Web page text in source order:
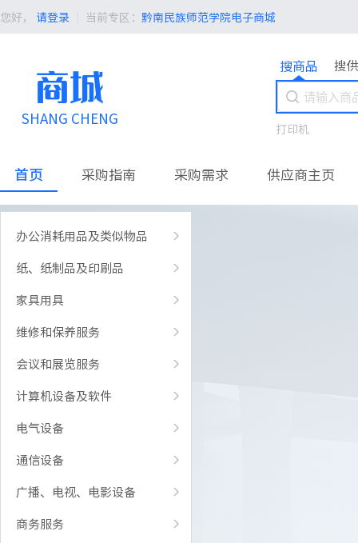
您好， 请登录 当前专区： 黔南民族师范学院电子商城
商城
SHANG CHENG
搜商品 搜
打印机
首页 采购指南 采购需求 供应商主页
办公消耗用品及类似物品
纸、纸制品及印刷品
家具用具
维修和保养服务
会议和展览服务
计算机设备及软件
电气设备
通信设备
广播、电视、电影设备
商务服务